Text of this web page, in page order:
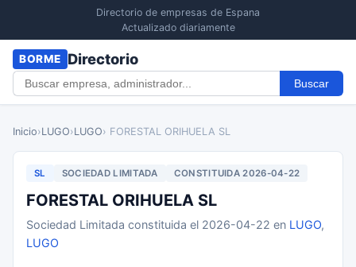
Directorio de empresas de Espana
Actualizado diariamente
BORME Directorio
Buscar
Inicio›LUGO›LUGO› FORESTAL ORIHUELA SL
SL SOCIEDAD LIMITADA CONSTITUIDA 2026-04-22
FORESTAL ORIHUELA SL
Sociedad Limitada constituida el 2026-04-22 en LUGO,
LUGO